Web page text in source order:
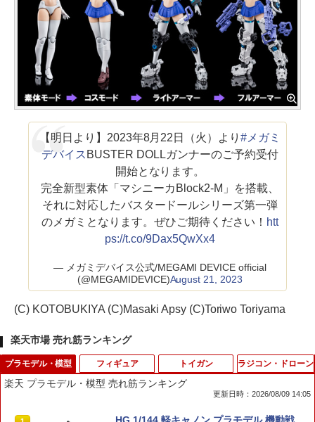
【明日より】2023年8月22日（火）より#メガミ
デバイス BUSTER DOLLガンナーのご予約受付
開始となります。
完全新型素体「マシニーカBlock2-M」を搭載、
それに対応したバスタードールシリーズ第一弾
のメガミとなります。ぜひご期待ください！ htt
ps://t.co/9Dax5QwXx4
— メガミデバイス公式/MEGAMI DEVICE official
(@MEGAMIDEVICE)August 21, 2023
(C) KOTOBUKIYA (C)Masaki Apsy (C)Toriwo Toriyama
楽天市場 売れ筋ランキング
プラモデル・模型
楽天 プラモデル・模型 売れ筋ランキング
更新日時：2026/08/09 14:05
フィギュア トイガン ラジコン・ドローン